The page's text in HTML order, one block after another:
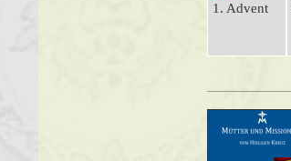
1. Advent